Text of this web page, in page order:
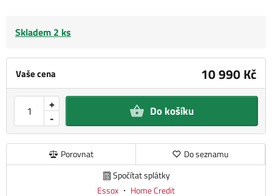
Vaše cena 10 990 Kč
-
+ Do košíku
Porovnat
Do seznamu
Spočítat splátky
Essox ・ Home Credit
Skladem 2 ks